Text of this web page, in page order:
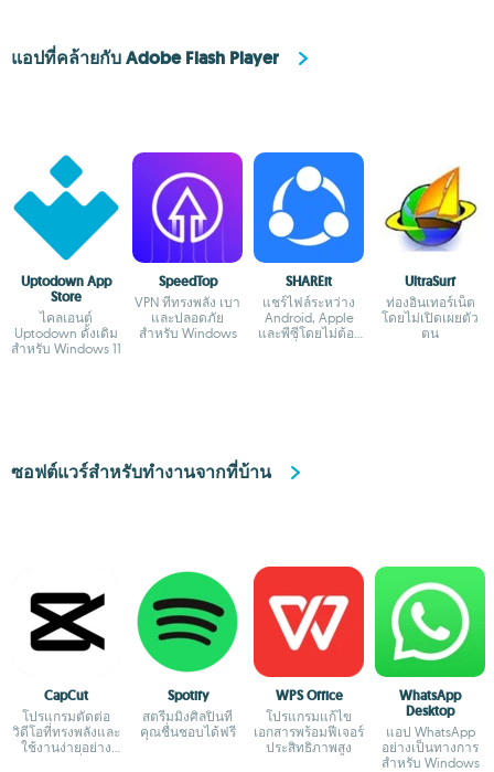
แอปที่คล้ายกับ Adobe Flash Player
Uptodown App
Store
ไคลเอนต์
Uptodown ดั้งเดิม
สำหรับ Windows 11
SpeedTop
VPN ที่ทรงพลัง เบา
และปลอดภัย
สำหรับ Windows
SHAREit
แชร์ไฟล์ระหว่าง
Android, Apple
และพีซีโดยไม่ต้อง
UltraSurf
ท่องอินเทอร์เน็ต
โดยไม่เปิดเผยตัว
ตน
ซอฟต์แวร์สำหรับทำงานจากที่บ้าน
CapCut
โปรแกรมตัดต่อ
วิดีโอที่ทรงพลังและ
ใช้งานง่ายอย่าง
Spotify
สตรีมมิ่งศิลปินที่
คุณชื่นชอบได้ฟรี
WPS Office
โปรแกรมแก้ไข
เอกสารพร้อมฟีเจอร์
ประสิทธิภาพสูง
WhatsApp
Desktop
แอป WhatsApp
อย่างเป็นทางการ
สำหรับ Windows